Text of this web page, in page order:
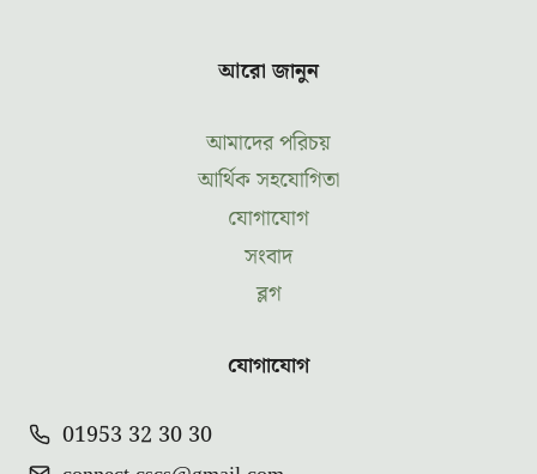
আরো জানুন
আমাদের পরিচয়
আর্থিক সহযোগিতা
যোগাযোগ
সংবাদ
ব্লগ
যোগাযোগ
01953 32 30 30